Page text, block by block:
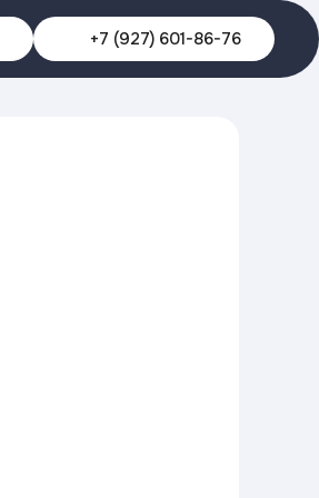
+7 (927) 601-86-76